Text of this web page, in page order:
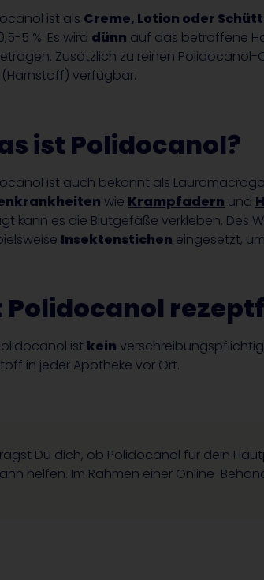
ist als Creme, Lotion oder
5 %. Es wird dünn auf das betroffene
Zusätzlich zu reinen
(Harnstoff) verfügbar.
ist Polidocanol?
ist auch bekannt als
wie Krampfadern und
kann es die Blutgefäße verkleben. Des
Insektenstichen eingesetzt,
Polidocanol
ist kein
in jeder Apotheke vor Ort.
Du dich, ob Polidocanol für dein
helfen. Im Rahmen einer Online-